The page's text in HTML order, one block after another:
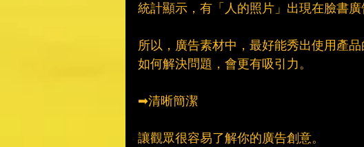
統計顯示，有「人的照片」出現在臉書
所以，廣告素材中，最好能秀出使用產
如何解決問題，會更有吸引力。
➡清晰簡潔
讓觀眾很容易了解你的廣告創意。